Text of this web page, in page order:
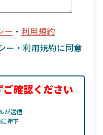
ー ・ 利用規約
ー・利用規約に同意
確認ください
が送信
押下